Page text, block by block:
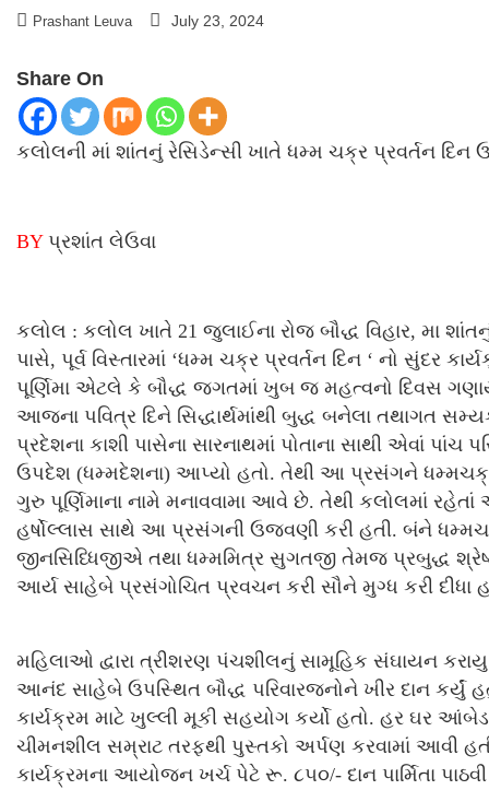
Prashant Leuva July 23, 2024
Share On
કલોલની માં શાંતનું રેસિડેન્સી ખાતે ધમ્મ ચક્ર પ્રવર્તન દિન
BYપ્રશાંત લેઉવા
કલોલ : કલોલ ખાતે 21 જુલાઈના રોજ બૌદ્ધ વિહાર, મા શાંતનું
પાસે, પૂર્વ વિસ્તારમાં ‘ધમ્મ ચક્ર પ્રવર્તન દિન ‘ નો સુંદર
પૂર્ણિમા એટલે કે બૌદ્ધ જગતમાં ખુબ જ મહત્વનો દિવસ
આજના પવિત્ર દિને સિદ્ધાર્થમાંથી બુદ્ધ બનેલા તથાગત
પ્રદેશના કાશી પાસેના સારનાથમાં પોતાના સાથી એવાં
ઉપદેશ (ધમ્મદેશના) આપ્યો હતો. તેથી આ પ્રસંગને ધમ્મચક્ર
ગુરુ પૂર્ણિમાના નામે મનાવવામા આવે છે. તેથી કલોલમાં
હર્ષોલ્લાસ સાથે આ પ્રસંગની ઉજવણી કરી હતી. બંને
જીનસિધ્ધિજીએ તથા ધમ્મમિત્ર સુગતજી તેમજ પ્રબુદ્ધ
આર્ય સાહેબે પ્રસંગોચિત પ્રવચન કરી સૌને મુગ્ધ કરી દીધા
મહિલાઓ દ્વારા ત્રીશરણ પંચશીલનું સામૂહિક સંઘાયન
આનંદ સાહેબે ઉપસ્થિત બૌદ્ધ પરિવારજનોને ખીર દાન
કાર્યક્રમ માટે ખુલ્લી મૂકી સહયોગ કર્યો હતો. હર ઘર
ચીમનશીલ સમ્રાટ તરફથી પુસ્તકો અર્પણ કરવામાં આવી
કાર્યક્રમના આયોજન ખર્ચ પેટે રૂ. ૮૫૦/- દાન પાર્મિતા